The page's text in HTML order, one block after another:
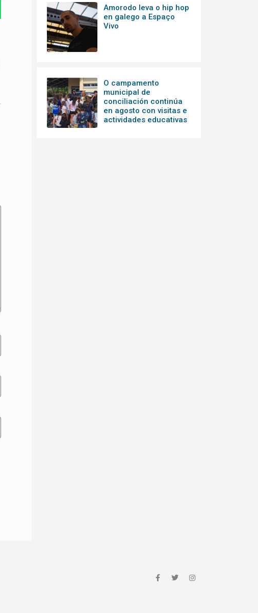
Amorodo leva o hip hop
en galego a Espaço
Vivo
O campamento
municipal de
conciliación continúa
en agosto con visitas e
actividades educativas